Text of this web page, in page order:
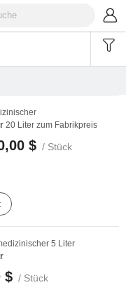
20 Liter zum Fabrikpreis
$ / Stück
5 Liter
$ / Stück